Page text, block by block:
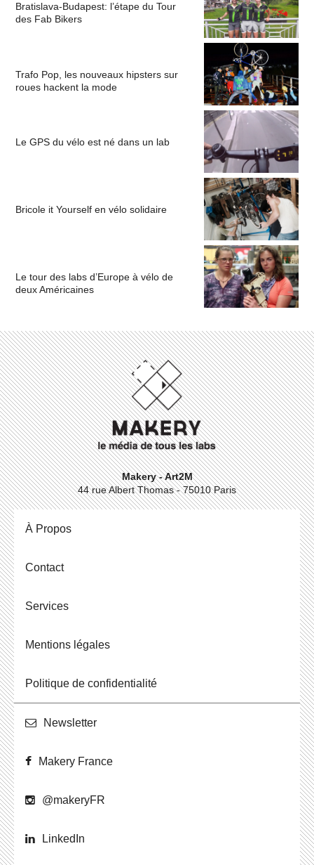
Bratislava-Budapest: l’étape du Tour
des Fab Bikers
Trafo Pop, les nouveaux hipsters sur
roues hackent la mode
Le GPS du vélo est né dans un lab
Bricole it Yourself en vélo solidaire
Le tour des labs d’Europe à vélo de
deux Américaines
Makery - Art2M
44 rue Albert Thomas - 75010 Paris
À Propos
Contact
Ser­vices
Men­tions légales
Po­li­tique de confidentialité
News­let­ter
Makery France
@ma­ke­ryFR
Lin­ke­dIn